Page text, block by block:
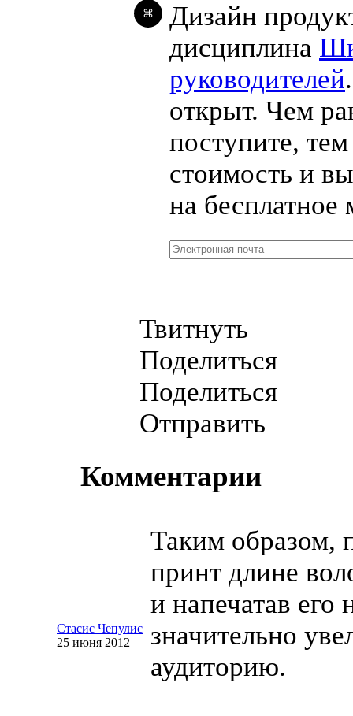
⌘
Дизайн
дисциплина
руководителей
открыт. Чем
поступите,
стоимость и
на бесплатное
Твитнуть
Поделиться
Поделиться
Отправить
Комментарии
Стасис Чепулис
25 июня 2012
Таким образом,
принт длине
и напечатав его
значительно
аудиторию.